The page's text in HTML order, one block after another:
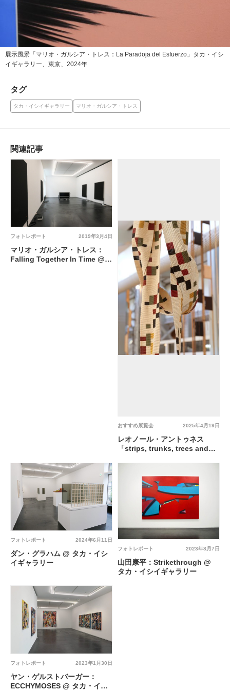
展示風景「マリオ・ガルシア・トレス：La Paradoja del Esfuerzo」タカ・イシ
イギャラリー、東京、2024年
タグ
タカ・イシイギャラリー マリオ・ガルシア・トレス
関連記事
2019年3月4日
フォトレポート
マリオ・ガルシア・トレス：
Falling Together In Time @
2025年4月19日
おすすめ展覧会
レオノール・アントゥネス
「strips, trunks, trees and
2024年6月11日
フォトレポート
ダン・グラハム @ タカ・イシ
イギャラリー
2023年8月7日
フォトレポート
山田康平：Strikethrough @
タカ・イシイギャラリー
2023年1月30日
フォトレポート
ヤン・ゲルストバーガー：
ECCHYMOSES @ タカ・イシ